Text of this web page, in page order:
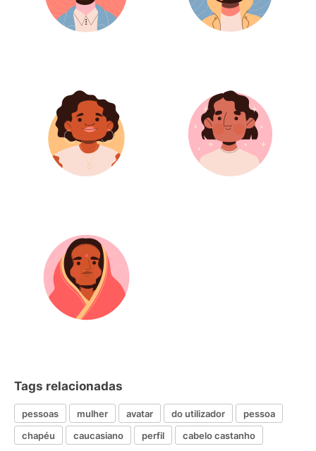
Tags relacionadas
pessoas mulher avatar do utilizador
pessoa
chapéu
caucasiano perfil cabelo castanho